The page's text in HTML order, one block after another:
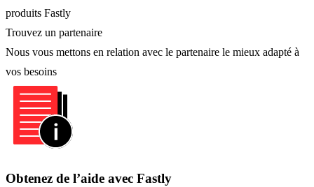
produits Fastly
Trouvez un partenaire
Nous vous mettons en relation avec le partenaire le mieux adapté à
vos besoins
Obtenez de l’aide avec Fastly